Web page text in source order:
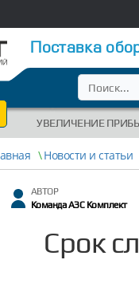
Поставка
УВЕЛИЧЕНИЕ
\Новости и статьи
АВТОР
Команда АЗС Комплект
Срок